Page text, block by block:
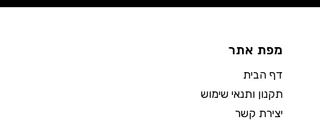
מפת אתר
דף הבית
תקנון ותנאי שימוש
יצירת קשר